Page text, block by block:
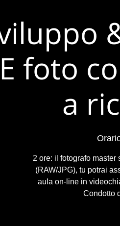
foto
a
2 ore: il fotografo
(RAW/JPG), tu potrai
aula on-line in
Condotto